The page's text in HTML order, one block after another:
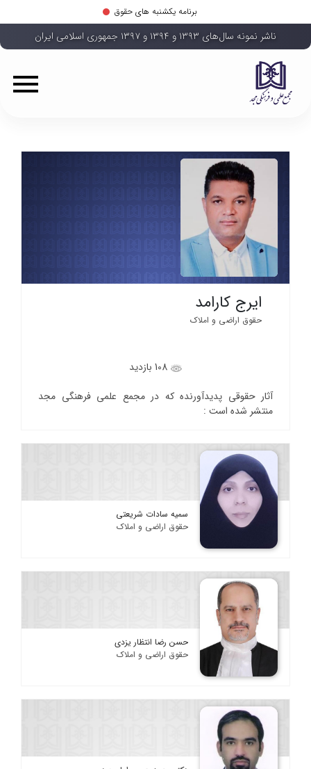
برنامه یکشنبه های حقوق
ناشر نمونه سال‌های ۱۳۹۳ و ۱۳۹۴ و ۱۳۹۷ جمهوری اسلامی ایران
ایرج کارامد
حقوق اراضی و املاک
108 بازدید
آثار حقوقی پدیدآورنده که در مجمع علمی فرهنگی مجد
منتشر شده است :
سمیه سادات شریعتی
حقوق اراضی و املاک
حسن رضا انتظار یزدی
حقوق اراضی و املاک